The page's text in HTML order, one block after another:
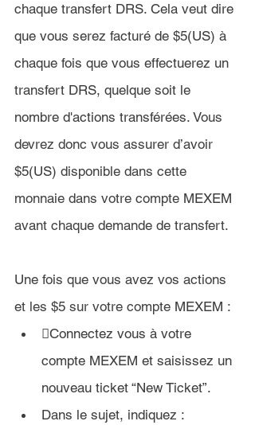
chaque transfert DRS. Cela veut dire
que vous serez facturé de $5(US) à
chaque fois que vous effectuerez un
transfert DRS, quelque soit le
nombre d'actions transférées. Vous
devrez donc vous assurer d’avoir
$5(US) disponible dans cette
monnaie dans votre compte MEXEM
avant chaque demande de transfert.
Une fois que vous avez vos actions
et les $5 sur votre compte MEXEM :
Connectez vous à votre
compte MEXEM et saisissez un
nouveau ticket “New Ticket”.
Dans le sujet, indiquez :